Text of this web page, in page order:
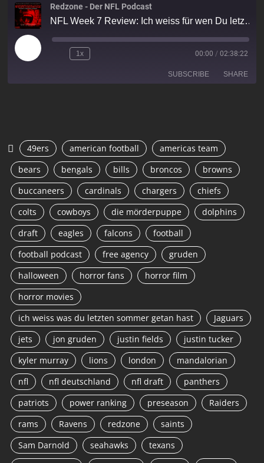
Redzone - Der NFL Podcast
NFL Week 7 Review: Ich weiss für wen Du letzten Sommer getraded hast (EP 76)
1x 00:00 / 02:38:22
SUBSCRIBE SHARE
EMBED
49ers american football
americas team
bears
bengals bills broncos
browns
buccaneers
cardinals chargers
chiefs
colts
cowboys die mörderpuppe
dolphins
draft
eagles falcons
football
football podcast
free agency
gruden
halloween
horror fans
horror film
horror movies
ich weiss was du letzten sommer getan hast
Jaguars
jets
jon gruden justin fields
justin tucker
kyler murray
lions london
mandalorian
nfl
nfl deutschland nfl draft
panthers
patriots
power ranking preseason
Raiders
rams
Ravens redzone
saints
Sam Darnold
seahawks
texans